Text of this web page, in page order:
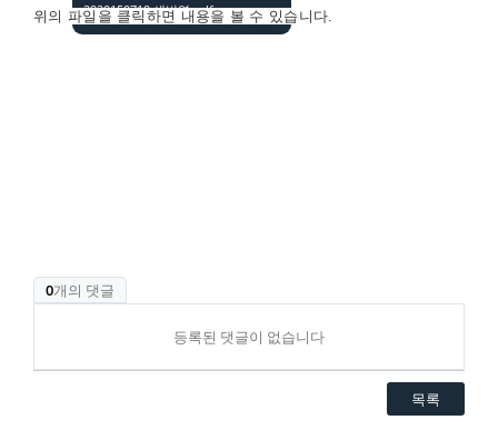
2920150719 새번역.pdf
위의 파일을 클릭하면 내용을 볼 수 있습니다.​​​​
0개의 댓글
등록된 댓글이 없습니다
목록